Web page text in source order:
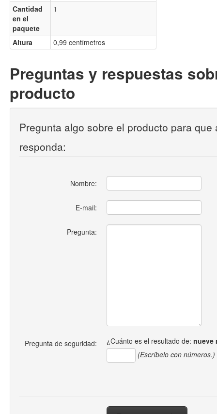
Cantidad
en el
paquete
1
Altura 0,99 centímetros
Preguntas y respuestas
producto
Pregunta algo sobre el producto para que
responda:
Nombre:
E-mail:
Pregunta:
Pregunta de seguridad: ¿Cuánto es el resultado de: nueve
(Escríbelo con números.)